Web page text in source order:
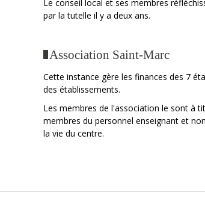
Le conseil local et ses membres
par la tutelle il y a deux ans.
Association Saint-Marc
Cette instance gère les finances des 7
des établissements.
Les membres de l'association le sont à
membres du personnel enseignant et
la vie du centre.